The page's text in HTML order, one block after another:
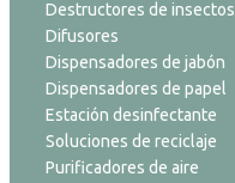
Destructores de insectos
Difusores
Dispensadores de jabón
Dispensadores de papel
Estación desinfectante
Soluciones de reciclaje
Purificadores de aire